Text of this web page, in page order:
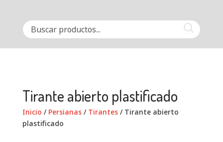
Tirante abierto plastificado
Inicio / Persianas/ Tirantes/ Tirante abierto
plastificado